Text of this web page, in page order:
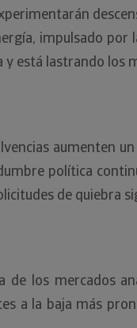
impulsado
está lastrando los
aumenten
política
de
de los mercados
a la baja más